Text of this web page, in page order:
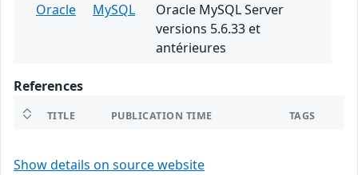
Oracle
MySQL
Oracle MySQL Server
versions 5.6.33 et
antérieures
References
TITLE PUBLICATION TIME TAGS
Show details on source website